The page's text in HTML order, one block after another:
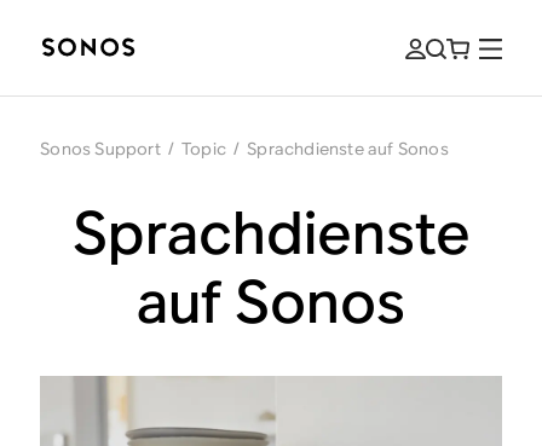
Sonos Support / Topic / Sprachdienste auf Sonos
Sprachdienste
auf Sonos